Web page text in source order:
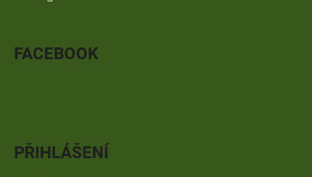
FACEBOOK
PŘIHLÁŠENÍ